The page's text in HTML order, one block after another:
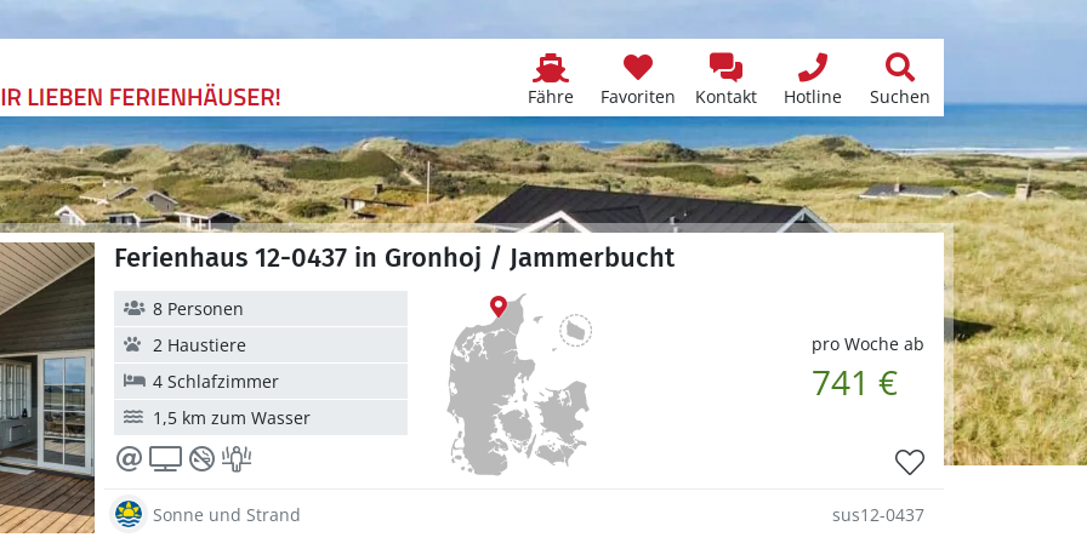
Fähre Favoriten Kontakt Hotline Suchen
Ferienhaus 12-0437 in Gronhoj / Jammerbucht
pro Woche ab
741 €
8 Personen
2 Haustiere
4 Schlafzimmer
1,5 km zum Wasser
Sonne und Strand sus12-0437